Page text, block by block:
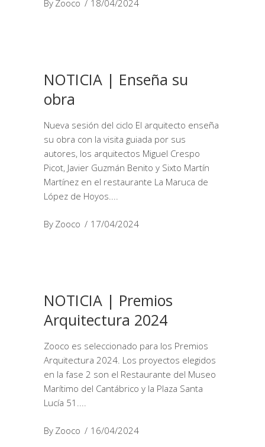
By Zooco 18/04/2024
NOTICIA | Enseña su
obra
Nueva sesión del ciclo El arquitecto enseña
su obra con la visita guiada por sus
autores, los arquitectos Miguel Crespo
Picot, Javier Guzmán Benito y Sixto Martín
Martínez en el restaurante La Maruca de
López de Hoyos.
By Zooco 17/04/2024
NOTICIA | Premios
Arquitectura 2024
Zooco es seleccionado para los Premios
Arquitectura 2024. Los proyectos elegidos
en la fase 2 son el Restaurante del Museo
Marítimo del Cantábrico y la Plaza Santa
Lucía 51.
By Zooco 16/04/2024